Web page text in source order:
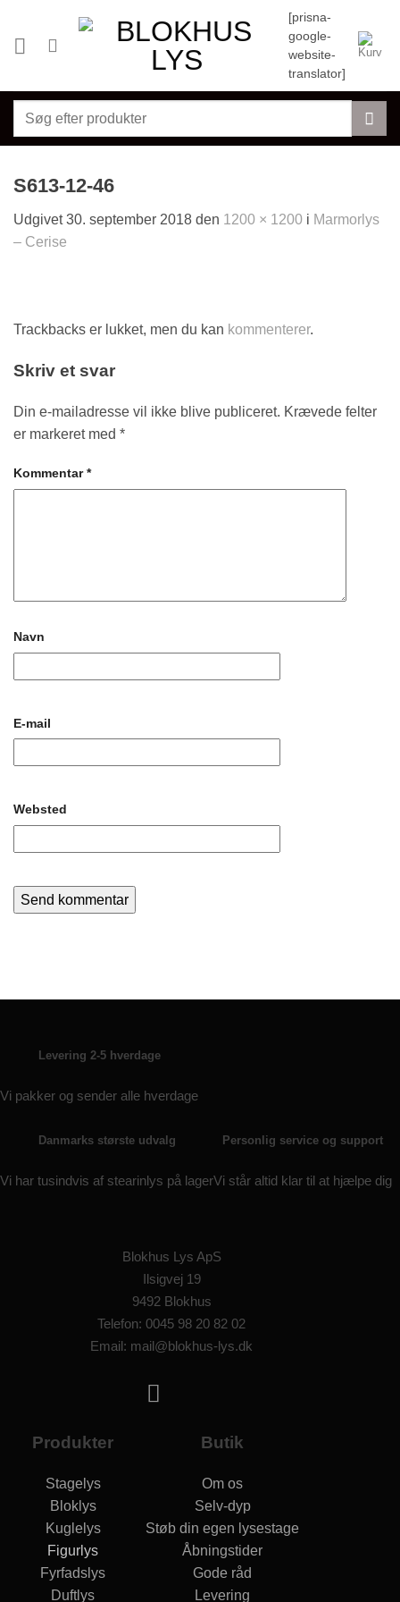
indhold
[prisna-
google-
website-
translator]
Søg
S613-12-46
Udgivet30. september 2018 den 1200 × 1200 i Marmorlys
– Cerise
Trackbacks er lukket, men du kan kommenterer.
Skriv et svar
Din e-mailadresse vil ikke blive publiceret. Krævede felter
er markeret med *
Kommentar*
Navn
E-mail
Websted
Levering 2-5 hverdage
Vi pakker og sender alle hverdage
Danmarks største udvalg
Vi har tusindvis af stearinlys på lager
Personlig service og support
Vi står altid klar til at hjælpe dig
Blokhus Lys ApS
Ilsigvej 19
9492 Blokhus
Telefon: 0045 98 20 82 02
Email: mail@blokhus-lys.dk
Produkter
Stagelys
Bloklys
Kuglelys
Figurlys
Fyrfadslys
Duftlys
Butik
Om os
Selv-dyp
Støb din egen lysestage
Åbningstider
Gode råd
Levering